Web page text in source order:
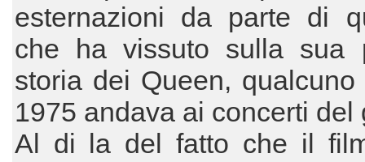
esternazioni da parte di
che ha vissuto sulla sua
storia dei Queen,
1975 andava ai concerti del
Al di la del fatto che il